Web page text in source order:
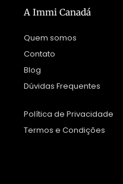
A Immi Canadá
Quem somos
Contato
Blog
Dúvidas Frequentes
Política de Privacidade
Termos e Condições